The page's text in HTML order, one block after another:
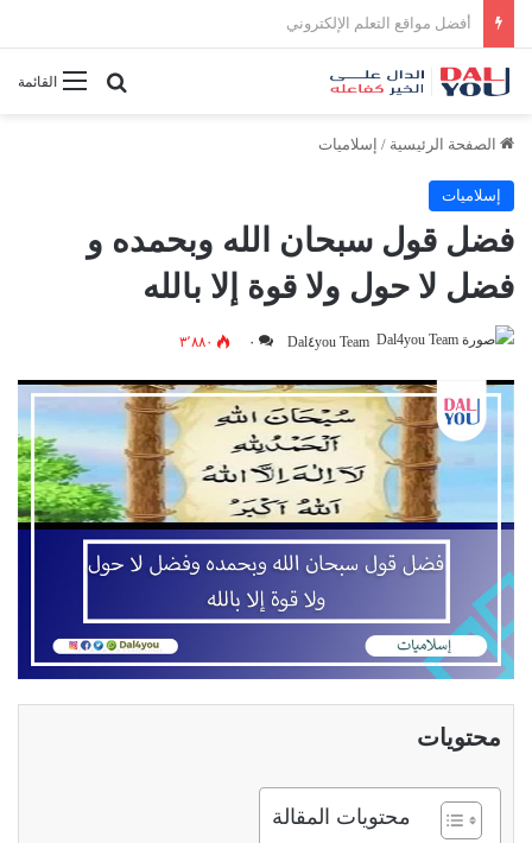
أفضل النصائح لإدارة الوقت بفعالية
القائمةبحث عن
الصفحة الرئيسية / إسلاميات
إسلاميات
فضل قول سبحان الله وبحمده و
فضل لا حول ولا قوة إلا بالله
Dal٤you Team ٠ ٣٬٨٨٠
محتويات
محتويات المقالة